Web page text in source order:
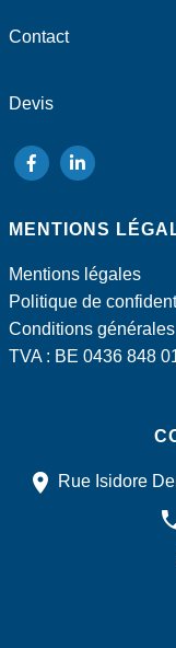
Contact
Devis
suivez-
sur
suivez-
sur
MENTIONS
Mentions légales
Politique de
Conditions générales
TVA : BE 0436 848
Rue Isidore